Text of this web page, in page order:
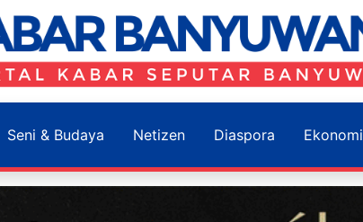
Seni & Budaya Netizen Diaspora Ekonomi